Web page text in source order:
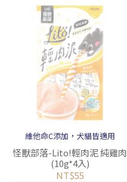
維他命C添加，犬貓皆適用
怪獸部落-Lito!輕肉泥 純雞肉
(10g*4入)
NT$55